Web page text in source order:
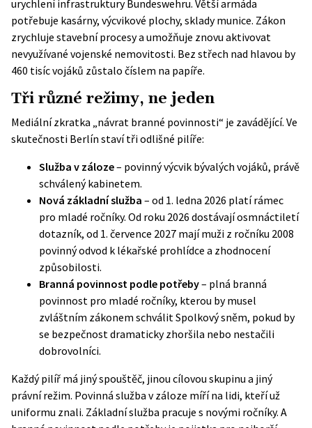
urychlení infrastruktury Bundeswehru. Větší armáda
potřebuje kasárny, výcvikové plochy, sklady munice. Zákon
zrychluje stavební procesy a umožňuje znovu aktivovat
nevyužívané vojenské nemovitosti. Bez střech nad hlavou by
460 tisíc vojáků zůstalo číslem na papíře.
Tři různé režimy, ne jeden
Mediální zkratka „návrat branné povinnosti“ je zavádějící. Ve
skutečnosti Berlín staví tři odlišné pilíře:
Služba v záloze– povinný výcvik bývalých vojáků, právě
schválený kabinetem.
Nová základní služba – od 1. ledna 2026 platí rámec
pro mladé ročníky. Od roku 2026 dostávají osmnáctiletí
dotazník, od 1. července 2027 mají muži z ročníku 2008
povinný odvod k lékařské prohlídce a zhodnocení
způsobilosti.
Branná povinnost podle potřeby– plná branná
povinnost pro mladé ročníky, kterou by musel
zvláštním zákonem schválit Spolkový sněm, pokud by
se bezpečnost dramaticky zhoršila nebo nestačili
dobrovolníci.
Každý pilíř má jiný spouštěč, jinou cílovou skupinu a jiný
právní režim. Povinná služba v záloze míří na lidi, kteří už
uniformu znali. Základní služba pracuje s novými ročníky. A